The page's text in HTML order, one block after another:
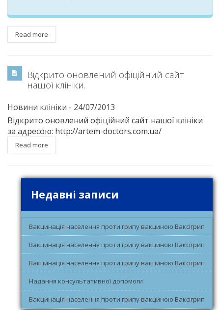
Read more
Відкрито оновлений офіційний сайт
нашої клініки.
Новини клініки - 24/07/2013
Відкрито оновлений офіційний сайт нашої клініки
за адресою: http://artem-doctors.com.ua/
Read more
Недавні записи
Вакцинація населення проти грипу вакциною Ваксігрип
Вакцинація населення проти грипу вакциною Ваксігрип
Вакцинація населення проти грипу вакциною Ваксігрип
Надання консультативної допомоги
Вакцинація населення проти грипу вакциною Ваксігрип